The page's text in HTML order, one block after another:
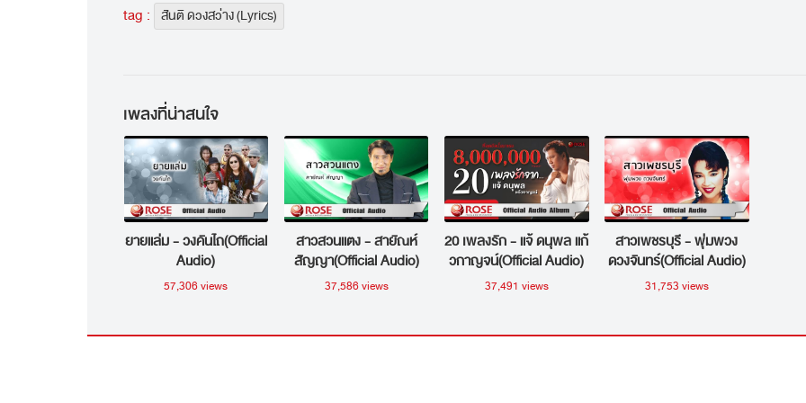
tag : สันติ ดวงสว่าง (Lyrics)
เพลงที่น่าสนใจ
ยายแล่ม - วงคันไถ(Official
Audio)
57,306 views
สาวสวนแตง - สายัณห์
สัญญา(Official Audio)
37,586 views
20 เพลงรัก - แจ้ ดนุพล แก้
วกาญจน์(Official Audio)
37,491 views
สาวเพชรบุรี - พุ่มพวง
ดวงจันทร์(Official Audio)
31,753 views